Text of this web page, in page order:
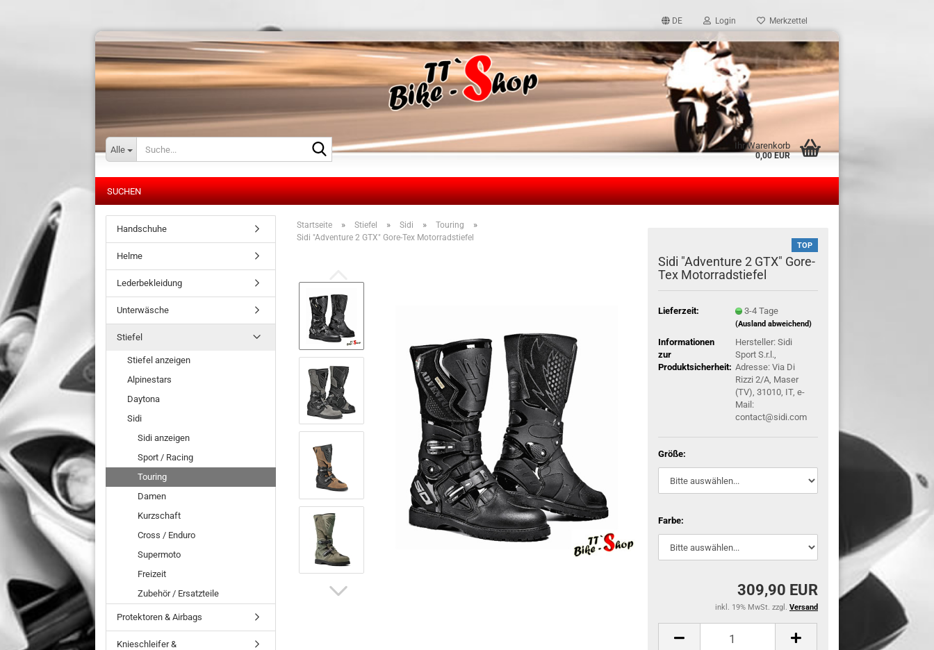
DE Login Merkzettel
Alle
Suche... Ihr Warenkorb
0,00 EUR
SUCHEN
Startseite » Stiefel » Sidi » Touring »
Sidi "Adventure 2 GTX" Gore-Tex Motorradstiefel
TOP
Sidi "Adventure 2 GTX" Gore-
Tex Motorradstiefel
Lieferzeit: 3-4 Tage
(Ausland abweichend)
Informationen
zur
Produktsicherheit:
Hersteller: Sidi
Sport S.r.l.,
Adresse: Via Di
Rizzi 2/A, Maser
(TV), 31010, IT, e-
Mail:
contact@sidi.com
Größe:
Farbe:
309,90 EUR
inkl. 19% MwSt. zzgl. Versand
Handschuhe
Helme
Lederbekleidung
Unterwäsche
Stiefel
Stiefel anzeigen
Alpinestars
Daytona
Sidi
Sidi anzeigen
Sport / Racing
Touring
Damen
Kurzschaft
Cross / Enduro
Supermoto
Freizeit
Zubehör / Ersatzteile
Protektoren & Airbags
Knieschleifer &